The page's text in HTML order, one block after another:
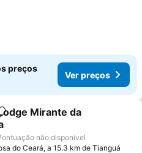
preços
Ver preços
aos favoritos
Mirante da
não disponível
do Ceará, a 15.3 km de Tianguá